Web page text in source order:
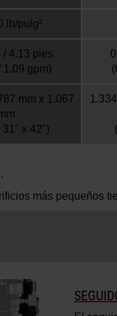
lb/pulg²
/ 4.13 pies
1.09 gpm)
mm x 1.067
31" x 42")
más pequeños